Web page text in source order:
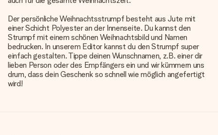
Der persönliche Weihnachtsstrumpf besteht aus Jute mit
einer Schicht Polyester an der Innenseite. Du kannst den
Strumpf mit einem schönen Weihnachtsbild und Namen
bedrucken. In unserem Editor kannst du den Strumpf super
einfach gestalten. Tippe deinen Wunschnamen, z.B. einer dir
lieben Person oder des Empfängers ein und wir kümmern uns
drum, dass dein Geschenk so schnell wie möglich angefertigt
wird!